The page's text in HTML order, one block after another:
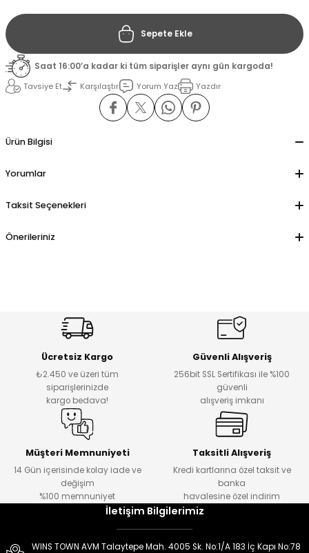
Sepete Ekle
Saat 16:00’a kadar ki tüm siparişler aynı gün kargoda!
Tavsiye Et
Karşılaştır Yorum Yaz Yazdır
Ürün Bilgisi
Yorumlar
Taksit Seçenekleri
Önerileriniz
Ücretsiz Kargo
₺2.450 ve üzeri tüm
siparişlerinizde
kargo bedava!
Güvenli Alışveriş
256bit SSL Sertifikası ile %100
güvenli
alışveriş imkanı
Müşteri Memnuniyeti
14 Gün içerisinde kolay iade ve
değişim
%100 memnuniyet
Taksitli Alışveriş
Kredi kartlarına özel taksit ve
banka
havalesine özel indirim
İletişim Bilgilerimiz
WINS TOWN AVM Talaytepe Mah. 4005 Sk. No:1/A 183 İç Kapı No:78